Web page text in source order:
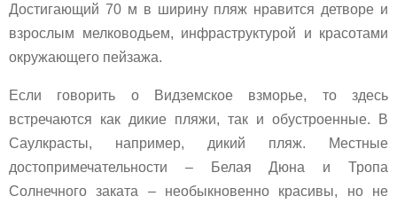
Достигающий 70 м в ширину пляж нравится детворе и
взрослым мелководьем, инфраструктурой и красотами
окружающего пейзажа.
Если говорить о Видземское взморье, то здесь
встречаются как дикие пляжи, так и обустроенные. В
Саулкрасты, например, дикий пляж. Местные
достопримечательности – Белая Дюна и Тропа
Солнечного заката – необыкновенно красивы, но не